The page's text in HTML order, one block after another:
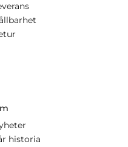
historia